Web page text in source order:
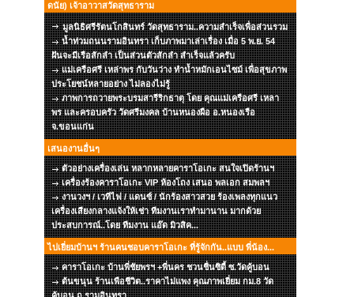
ดนัย) เจ้าอาวาสวัดสุทธาราม
มูลนิธิศรีรัตนโกสินทร์ วัดสุทธาราม..ความสำเร็จเพื่อส่วนรวม
น้ำท่วมถนนรามอินทรา เก็บภาพมาเล่าเรื่อง เมื่อ 5 พ.ย. 54
ฝันจะมีเรือสักลำ เป็นส่วนตัวสักลำ สำเร็จแล้วครับ
แม่เครือศรี เหล่าพร กับวันว่าง ทำน้ำหมักเอนไซม์ เพื่อสุขภาพ
ประโยชน์หลายอย่าง ไม่ลองไม่รู้
ภาพการถวายพระบรมสารีริกธาตุ โดย คุณแม่เครือศรี เหลา
พร และครอบครัว วัดศรีมงคล บ้านหนองผือ อ.หนองเรือ
จ.ขอนแก่น
เสนองานอื่นๆ
ตัวอย่างเครื่องเล่น หลากหลายคาราโอเกะ สนใจเปิดร้านฯ
เครื่องร้องคาราโอเกะ VIP ห้องโถง เสนอ พลเอก สมพลฯ
งานวงฯ / เวทีไฟ / แดนซ์ / นักร้องสาวสวย ร้องเพลงทุกแนว
เครื่องเสียงกลางแจ้งให้เช่า ทีมงานเราทำมานาน มากด้วย
ประสบการณ์..โดย ทีมงาน แอ๊ด มิวสิค...
ไปเยี่ยมบ้านฯ ร้านคนชอบคาราโอเกะ ที่รู้จักกัน..แบบ พี่น้อง...
คาราโอเกะ บ้านพี่ชัยพรฯ +พี่นคร ชวนชื่นซิตี้ ซ.วัดคู้บอน
ต้นขนุน ร้านเพือชีวิต..ราคาไม่แพง คุณภาพเยี่ยม กม.8 วัด